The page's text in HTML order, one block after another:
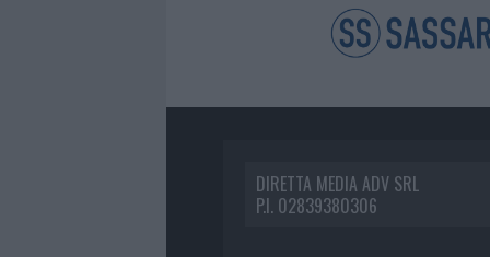
DIRETTA MEDIA ADV SRL
P.I. 02839380306